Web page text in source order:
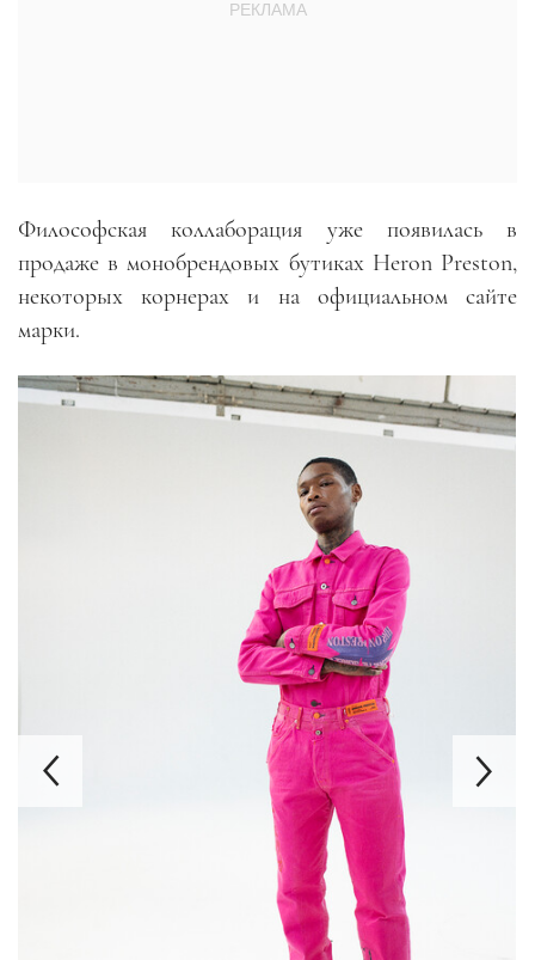
Философская коллаборация уже появилась в
продаже в монобрендовых бутиках Heron Preston,
некоторых корнерах и на официальном сайте
марки.